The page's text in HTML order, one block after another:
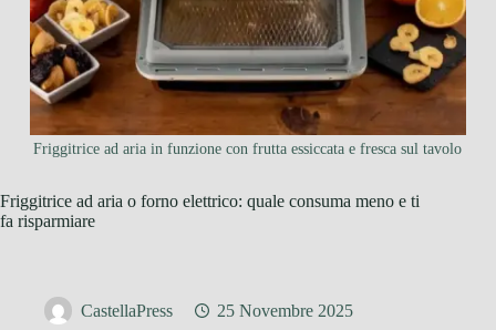
Friggitrice ad aria in funzione con frutta essiccata e fresca sul tavolo
Friggitrice ad aria o forno elettrico: quale consuma meno e ti
fa risparmiare
CastellaPress 25 Novembre 2025